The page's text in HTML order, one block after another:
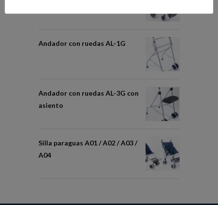
Andador con ruedas AL-1G
Andador con ruedas AL-3G con
asiento
Silla paraguas A01 / A02 / A03 /
A04